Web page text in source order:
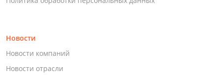
Новости
Новости компаний
Новости отрасли